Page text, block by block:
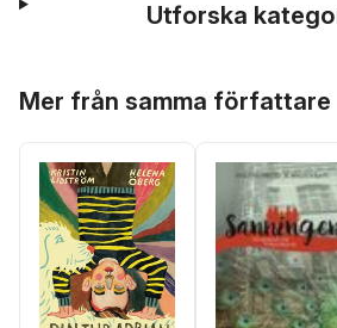
Utforska
Mer från samma författare